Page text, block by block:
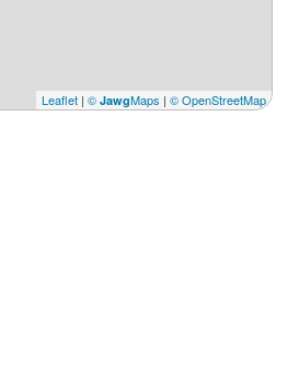
Leaflet | © JawgMaps | © OpenStreetMap